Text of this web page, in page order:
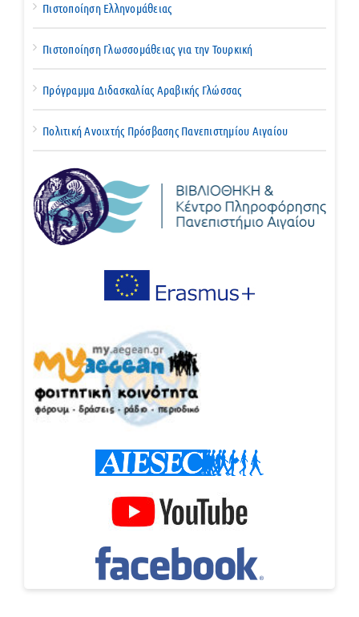
Πιστοποίηση Ελληνομάθειας
Πιστοποίηση Γλωσσομάθειας για την Τουρκική
Πρόγραμμα Διδασκαλίας Αραβικής Γλώσσας
Πολιτική Ανοιχτής Πρόσβασης Πανεπιστημίου Αιγαίου